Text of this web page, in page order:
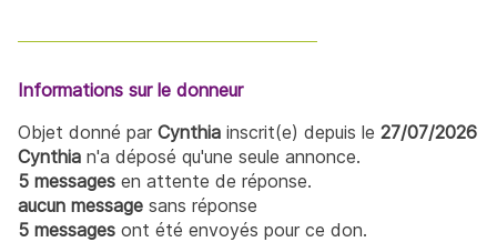
Informations sur le donneur
Objet donné par Cynthia inscrit(e) depuis le 27/07/2026
Cynthia n'a déposé qu'une seule annonce.
5 messages en attente de réponse.
aucun message sans réponse
5 messages ont été envoyés pour ce don.